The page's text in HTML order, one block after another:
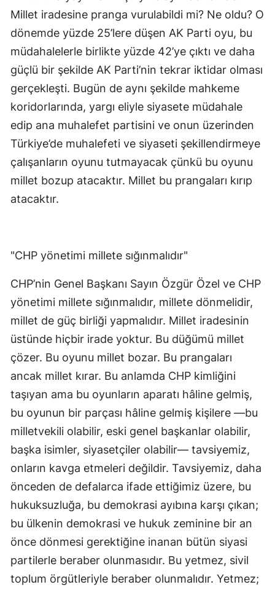
Millet iradesine pranga vurulabildi mi? Ne oldu? O
dönemde yüzde 25’lere düşen AK Parti oyu, bu
müdahalelerle birlikte yüzde 42’ye çıktı ve daha
güçlü bir şekilde AK Parti’nin tekrar iktidar olması
gerçekleşti. Bugün de aynı şekilde mahkeme
koridorlarında, yargı eliyle siyasete müdahale
edip ana muhalefet partisini ve onun üzerinden
Türkiye’de muhalefeti ve siyaseti şekillendirmeye
çalışanların oyunu tutmayacak çünkü bu oyunu
millet bozup atacaktır. Millet bu prangaları kırıp
atacaktır.
"CHP yönetimi millete sığınmalıdır"
CHP’nin Genel Başkanı Sayın Özgür Özel ve CHP
yönetimi millete sığınmalıdır, millete dönmelidir,
millet de güç birliği yapmalıdır. Millet iradesinin
üstünde hiçbir irade yoktur. Bu düğümü millet
çözer. Bu oyunu millet bozar. Bu prangaları
ancak millet kırar. Bu anlamda CHP kimliğini
taşıyan ama bu oyunların aparatı hâline gelmiş,
bu oyunun bir parçası hâline gelmiş kişilere —bu
milletvekili olabilir, eski genel başkanlar olabilir,
başka isimler, siyasetçiler olabilir— tavsiyemiz,
onların kavga etmeleri değildir. Tavsiyemiz, daha
önceden de defalarca ifade ettiğimiz üzere, bu
hukuksuzluğa, bu demokrasi ayıbına karşı çıkan;
bu ülkenin demokrasi ve hukuk zeminine bir an
önce dönmesi gerektiğine inanan bütün siyasi
partilerle beraber olunmasıdır. Bu yetmez, sivil
toplum örgütleriyle beraber olunmalıdır. Yetmez;